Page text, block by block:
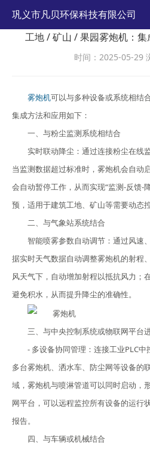
巩义市凡贝环保科技有限公司
工地 / 矿山 / 果园雾炮机：集
时间：2025-05-29
雾炮机可以与多种设备或系统相结
集成方法和应用如下：
一、与粉尘监测系统相结合
实时联动降尘：通过连接粉尘在线
当监测数据超过标准时，雾炮机会自动
会自动暂停工作，从而实现“监测-反馈-
预，适用于建筑工地、矿山等需要动态
二、与气象站系统结合
智能喷雾参数自动调节：通过风速
据实时天气数据自动调整雾炮机的射程
风天气下，自动增加射程以抵抗风力；
避免积水，从而提升降尘的准确性。
三、与中央控制系统或物联网平台
- 多设备协同管理：连接工业PLC
多台雾炮机、洒水车、防尘网等设备的
域，雾炮机与喷淋管道可以同时启动，
网平台，可以远程监控所有设备的运行
报告。
四、与车辆或机械结合